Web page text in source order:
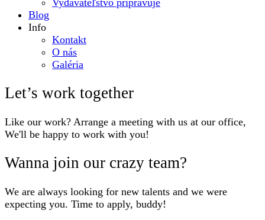
Vydavateľstvo pripravuje
Blog
Info
Kontakt
O nás
Galéria
Let’s work together
Like our work? Arrange a meeting with us at our office,
We'll be happy to work with you!
Wanna join our crazy team?
We are always looking for new talents and we were
expecting you. Time to apply, buddy!